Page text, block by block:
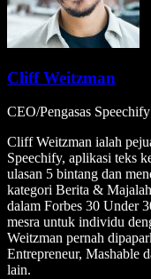
Cliff Weitzman
CEO/Pengasas Speechify
Cliff Weitzman ialah
Speechify, aplikasi teks
ulasan 5 bintang dan
kategori Berita &
dalam Forbes 30 Under
mesra untuk individu
Weitzman pernah
Entrepreneur, Mashable
lain.